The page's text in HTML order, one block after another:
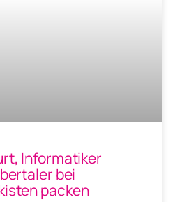
Informatiker
bei
packen